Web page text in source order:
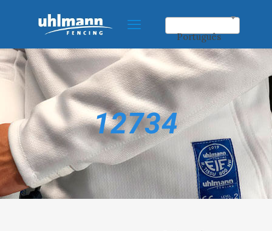
Português
12734